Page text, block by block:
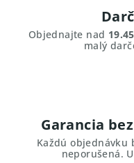
Objednajte nad
malý
Garancia
Každú objednávku
neporušená.